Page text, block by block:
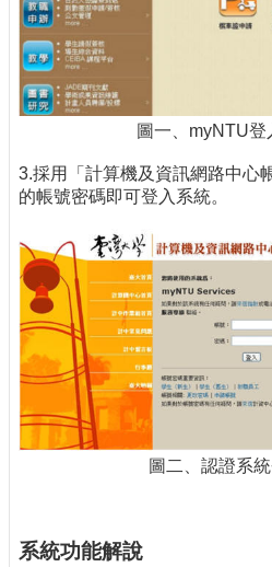
關
於
我
們
出
刊
物
務
服
務
專
題
報
導
技
產
圖一、myNTU登
3.採用「計算機及資訊網路中心
的帳號密碼即可登入系統。
圖二、認證系
系統功能解說